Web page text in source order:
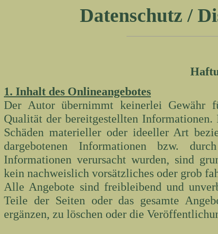
Datenschutz /
1. Inhalt des Onlineangebotes
Der Autor übernimmt keinerlei Gewähr
Qualität der bereitgestellten
Schäden materieller oder ideeller Art
dargebotenen Informationen bzw.
Informationen verursacht wurden, sind
kein nachweislich vorsätzliches oder grob
Alle Angebote sind freibleibend und
Teile der Seiten oder das gesamte
ergänzen, zu löschen oder die